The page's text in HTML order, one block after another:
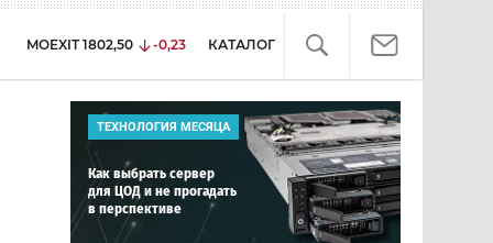
MOEXIT 1802,50 -0,23 КАТАЛОГ
ТЕХНОЛОГИЯ МЕСЯЦА
Как выбрать сервер
для ЦОД и не прогадать
в перспективе